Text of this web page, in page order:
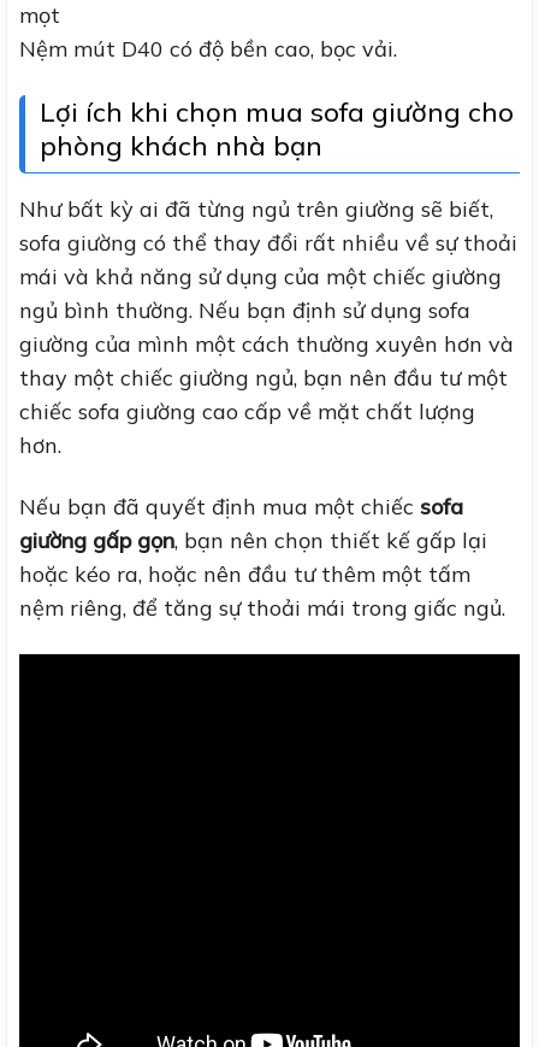
mọt
Nệm mút D40 có độ bền cao, bọc vải.
Lợi ích khi chọn mua sofa giường cho
phòng khách nhà bạn
Như bất kỳ ai đã từng ngủ trên giường sẽ biết,
sofa giường có thể thay đổi rất nhiều về sự thoải
mái và khả năng sử dụng của một chiếc giường
ngủ bình thường. Nếu bạn định sử dụng sofa
giường của mình một cách thường xuyên hơn và
thay một chiếc giường ngủ, bạn nên đầu tư một
chiếc sofa giường cao cấp về mặt chất lượng
hơn.
Nếu bạn đã quyết định mua một chiếc sofa
giường gấp gọn, bạn nên chọn thiết kế gấp lại
hoặc kéo ra, hoặc nên đầu tư thêm một tấm
nệm riêng, để tăng sự thoải mái trong giấc ngủ.